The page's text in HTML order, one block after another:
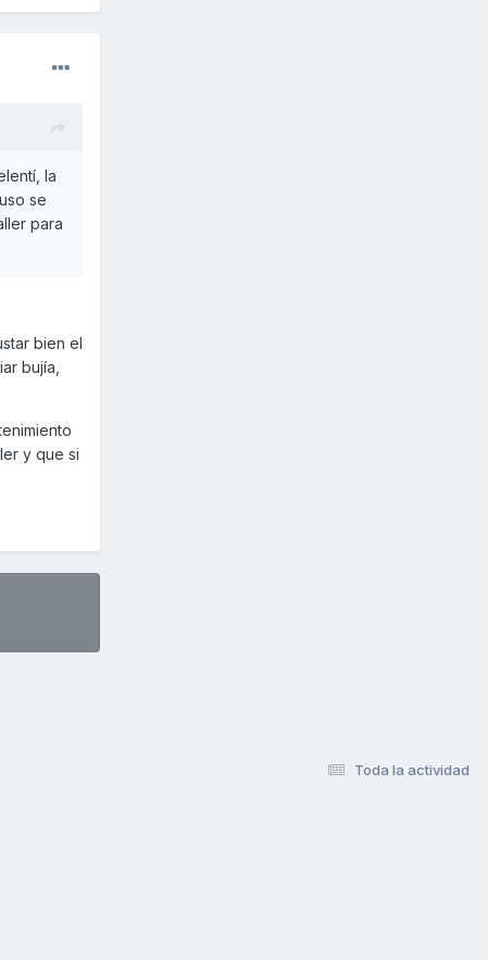
la
se
para
bien el
bujía,
y que si
Toda la actividad